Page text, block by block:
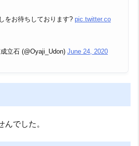
をお待ちしております? pic.twitter.co
立石 (@Oyaji_Udon) June 24, 2020
んでした。